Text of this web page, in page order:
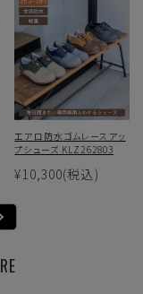
エアロ防水ゴムレースアッ
プシューズ KLZ262803
¥10,300(税込)